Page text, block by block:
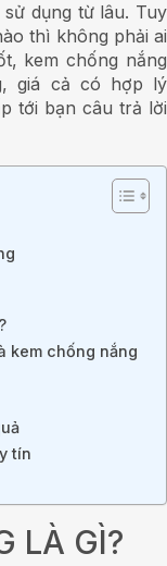
dụng từ lâu. Tuy
thì không phải ai
kem chống nắng
giá cả có hợp lý
tới bạn câu trả lời
kem chống nắng
tín
LÀ GÌ?